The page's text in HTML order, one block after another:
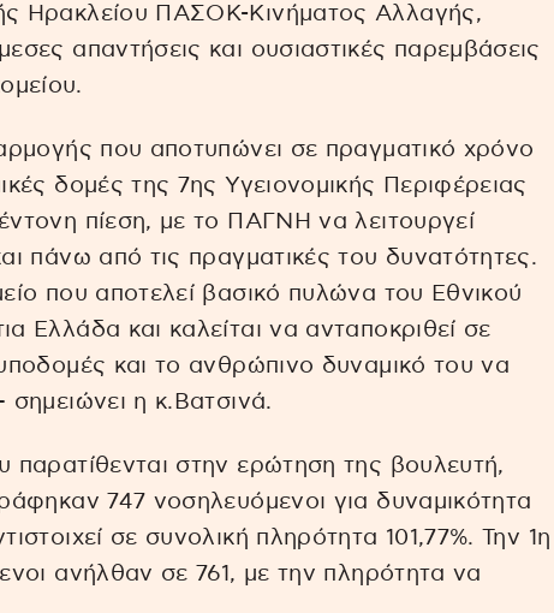
Ηρακλείου ΠΑΣΟΚ-Κινήματος Αλλαγής,
απαντήσεις και ουσιαστικές παρεμβάσεις
που αποτυπώνει σε πραγματικό χρόνο
δομές της 7ης Υγειονομικής Περιφέρειας
πίεση, με το ΠΑΓΝΗ να λειτουργεί
πάνω από τις πραγματικές του δυνατότητες.
που αποτελεί βασικό πυλώνα του Εθνικού
Ελλάδα και καλείται να ανταποκριθεί σε
και το ανθρώπινο δυναμικό του να
σημειώνει η κ.Βατσινά.
παρατίθενται στην ερώτηση της βουλευτή,
747 νοσηλευόμενοι για δυναμικότητα
σε συνολική πληρότητα 101,77%. Την 1η
ανήλθαν σε 761, με την πληρότητα να